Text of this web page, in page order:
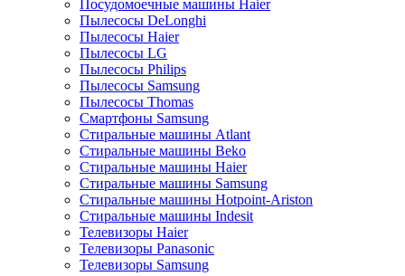
Посудомоечные машины Haier
Пылесосы DeLonghi
Пылесосы Haier
Пылесосы LG
Пылесосы Philips
Пылесосы Samsung
Пылесосы Thomas
Смартфоны Samsung
Стиральные машины Atlant
Стиральные машины Beko
Стиральные машины Haier
Стиральные машины Samsung
Стиральные машины Hotpoint-Ariston
Стиральные машины Indesit
Телевизоры Haier
Телевизоры Panasonic
Телевизоры Samsung